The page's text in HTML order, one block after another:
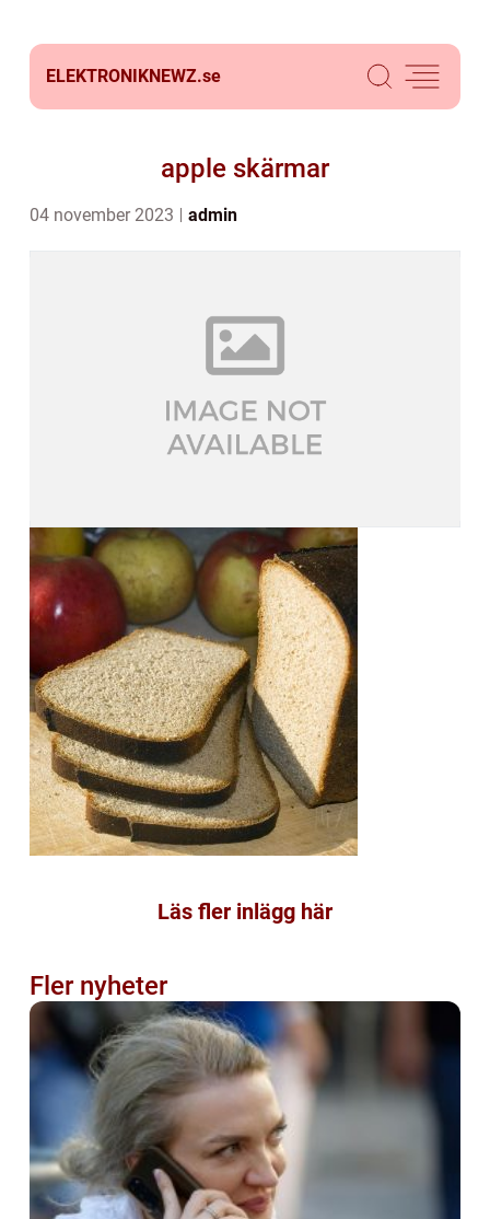
ELEKTRONIKNEWZ.se
apple skärmar
04 november 2023 admin
Läs fler inlägg här
Fler nyheter